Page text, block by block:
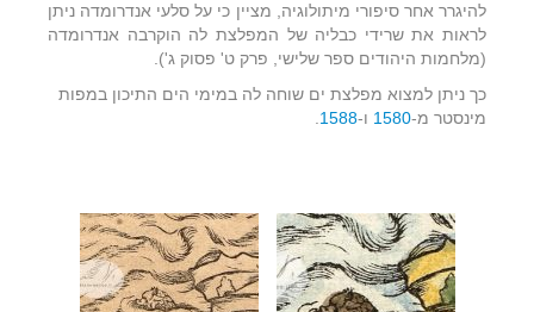
להיגרר אחר סיפורי מיתולוגיה, מציין כי על סלעי אנדרומדה ניתן
לראות את שרידי כבליה של המפלצת לה הוקרבה אנדרומדה
(מלחמות היהודים ספר שלישי, פרק ט' פסוק ג').
כך ניתן למצוא מפלצת ים שוחה לה במימי הים התיכון במפות
מינסטר מ-1580 ו-1588
.